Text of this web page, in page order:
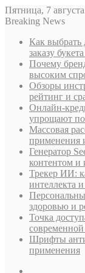
Пятница, 7
Breaking News
Как выбрать
заказу
Почему
высоким
Обзоры
рейтинг и
Онлайн-
упрощают
Массовая
применения
Генератор
контентом и
Трекер ИИ:
интеллекта
здоровью и
Точка
современной
Шрифты
применения